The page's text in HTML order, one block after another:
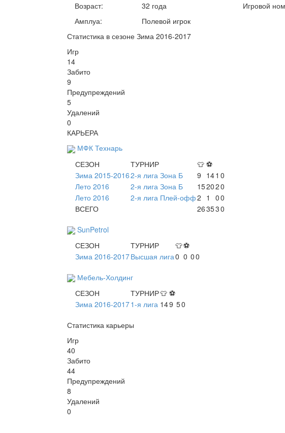
Возраст:
Амплуа:
32 года
Полевой игрок
Игровой
Статистика в сезоне Зима 2016-2017
Игр
14
Забито
9
Предупреждений
5
Удалений
0
КАРЬЕРА
МФК Технарь
СЕЗОН
ТУРНИР 👕 ⚽
Зима 2015-20162-я лига Зона Б 9 141 0
Лето 2016
2-я лига Зона Б 152020
Лето 2016
2-я лига Плей-офф2 1 00
ВСЕГО
263530
SunPetrol
СЕЗОН
ТУРНИР 👕⚽
Зима 2016-2017Высшая лига0 0 00
Мебель-Холдинг
СЕЗОН
ТУРНИР👕 ⚽
Зима 2016-20171-я лига 149 50
Статистика карьеры
Игр
40
Забито
44
Предупреждений
8
Удалений
0